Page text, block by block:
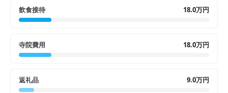
飲食接待 18.0万円
寺院費用 18.0万円
返礼品 9.0万円